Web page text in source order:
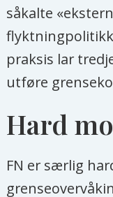
såkalte
praksis lar
utføre
Hard
FN er særlig